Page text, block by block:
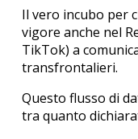
Il vero incubo per
vigore anche nel
TikTok) a
transfrontalieri.
Questo flusso di
tra quanto